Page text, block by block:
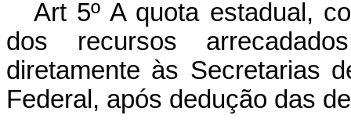
Art 5º A quota estadual,
dos recursos
diretamente às Secretarias
Federal, após dedução das